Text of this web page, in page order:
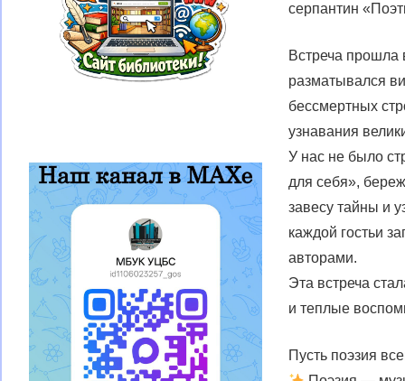
серпантин
Встреча прошла
разматывался
бессмертных
узнавания
У нас не было
для себя»,
завесу тайны и
каждой гостьи
авторами.
Эта встреча
и теплые
Пусть поэзия